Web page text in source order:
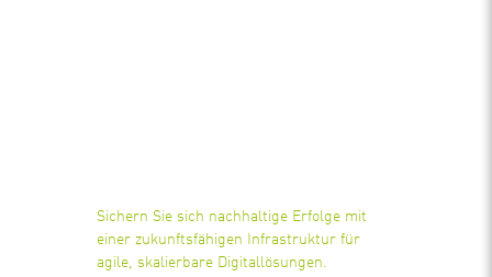
Sichern Sie sich nachhaltige Erfolge mit
einer zukunftsfähigen Infrastruktur für
agile, skalierbare Digitallösungen.